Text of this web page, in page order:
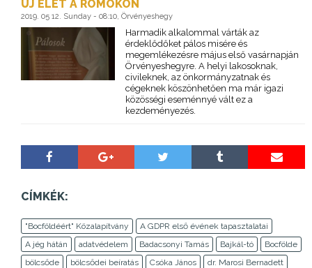
ÚJ ÉLET A ROMOKON
2019. 05 12. Sunday - 08:10, Örvényeshegy
Harmadik alkalommal várták az
érdeklődőket pálos misére és
megemlékezésre május első vasárnapján
Örvényeshegyre. A helyi lakosoknak,
civileknek, az önkormányzatnak és
cégeknek köszönhetően ma már igazi
közösségi eseménnyé vált ez a
kezdeményezés.
CÍMKÉK:
"Bocföldéért" Közalapítvány
A GDPR első évének tapasztalatai
A jég hátán
adatvédelem Badacsonyi Tamás Bajkál-tó
Bocfölde
bölcsőde
bölcsődei beíratás Csóka János
dr. Marosi Bernadett